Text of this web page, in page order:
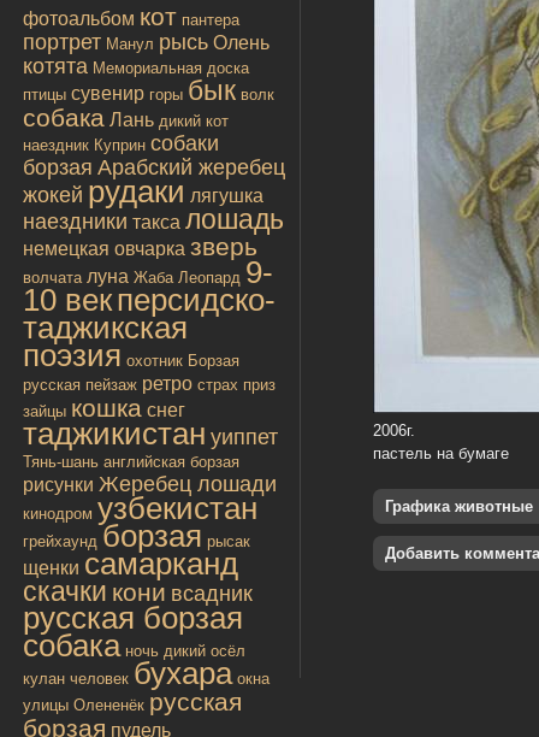
фотоальбом кот пантера
портрет Манул рысь Олень
котята Мемориальная доска
птицы сувенир горы бык волк
собака Лань дикий кот
наездник Куприн собаки
борзая Арабский жеребец
жокей рудаки лягушка
наездники такса лошадь
немецкая овчарка зверь
волчата луна Жаба Леопард 9-
10 векперсидско-
таджикская
поэзия охотник Борзая
русская пейзаж ретро страх приз
зайцы кошка снег
таджикистан уиппет
Тянь-шань английская борзая
рисунки Жеребец лошади
кинодром узбекистан
грейхаунд борзая рысак
щенки самарканд
скачки кони всадник
русская борзая
собака ночь дикий осёл
кулан человек бухара окна
улицы Олененёк русская
борзая пудель
2006г.
пастель на бумаге
Графика животные
Добавить